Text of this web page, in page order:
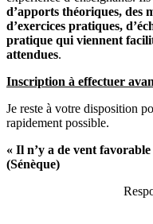
d’apports théoriques, des
d’exercices pratiques,
pratique qui viennent
attendues.
Inscription à effectuer
Je reste à votre disposition
rapidement possible.
« Il n’y a de vent
(Sénèque)